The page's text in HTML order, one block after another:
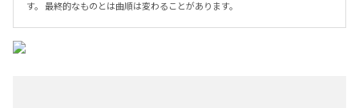
す。 最終的なものとは曲順は変わることがあります。